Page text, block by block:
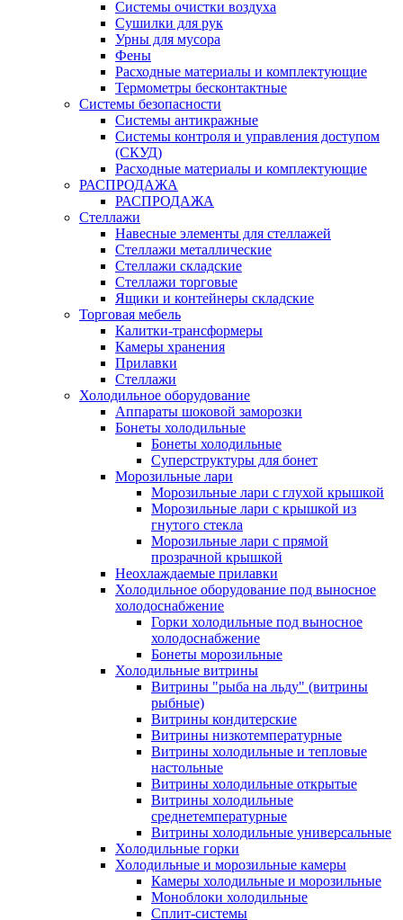
Системы очистки воздуха
Сушилки для рук
Урны для мусора
Фены
Расходные материалы и комплектующие
Термометры бесконтактные
Системы безопасности
Системы антикражные
Системы контроля и управления доступом
(СКУД)
Расходные материалы и комплектующие
РАСПРОДАЖА
РАСПРОДАЖА
Стеллажи
Навесные элементы для стеллажей
Стеллажи металлические
Стеллажи складские
Стеллажи торговые
Ящики и контейнеры складские
Торговая мебель
Калитки-трансформеры
Камеры хранения
Прилавки
Стеллажи
Холодильное оборудование
Аппараты шоковой заморозки
Бонеты холодильные
Бонеты холодильные
Суперструктуры для бонет
Морозильные лари
Морозильные лари с глухой крышкой
Морозильные лари с крышкой из
гнутого стекла
Морозильные лари с прямой
прозрачной крышкой
Неохлаждаемые прилавки
Холодильное оборудование под выносное
холодоснабжение
Горки холодильные под выносное
холодоснабжение
Бонеты морозильные
Холодильные витрины
Витрины "рыба на льду" (витрины
рыбные)
Витрины кондитерские
Витрины низкотемпературные
Витрины холодильные и тепловые
настольные
Витрины холодильные открытые
Витрины холодильные
среднетемпературные
Витрины холодильные универсальные
Холодильные горки
Холодильные и морозильные камеры
Камеры холодильные и морозильные
Моноблоки холодильные
Сплит-системы